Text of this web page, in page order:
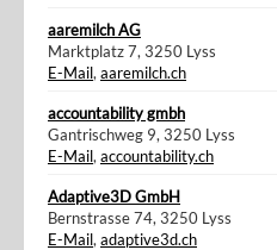
aaremilch AG
Marktplatz 7, 3250 Lyss
E-Mail, aaremilch.ch
accountability gmbh
Gantrischweg 9, 3250 Lyss
E-Mail, accountability.ch
Adaptive3D GmbH
Bernstrasse 74, 3250 Lyss
E-Mail, adaptive3d.ch